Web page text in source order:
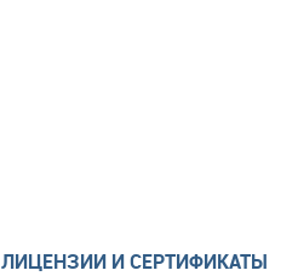
ЛИЦЕНЗИИ И СЕРТИФИКАТЫ